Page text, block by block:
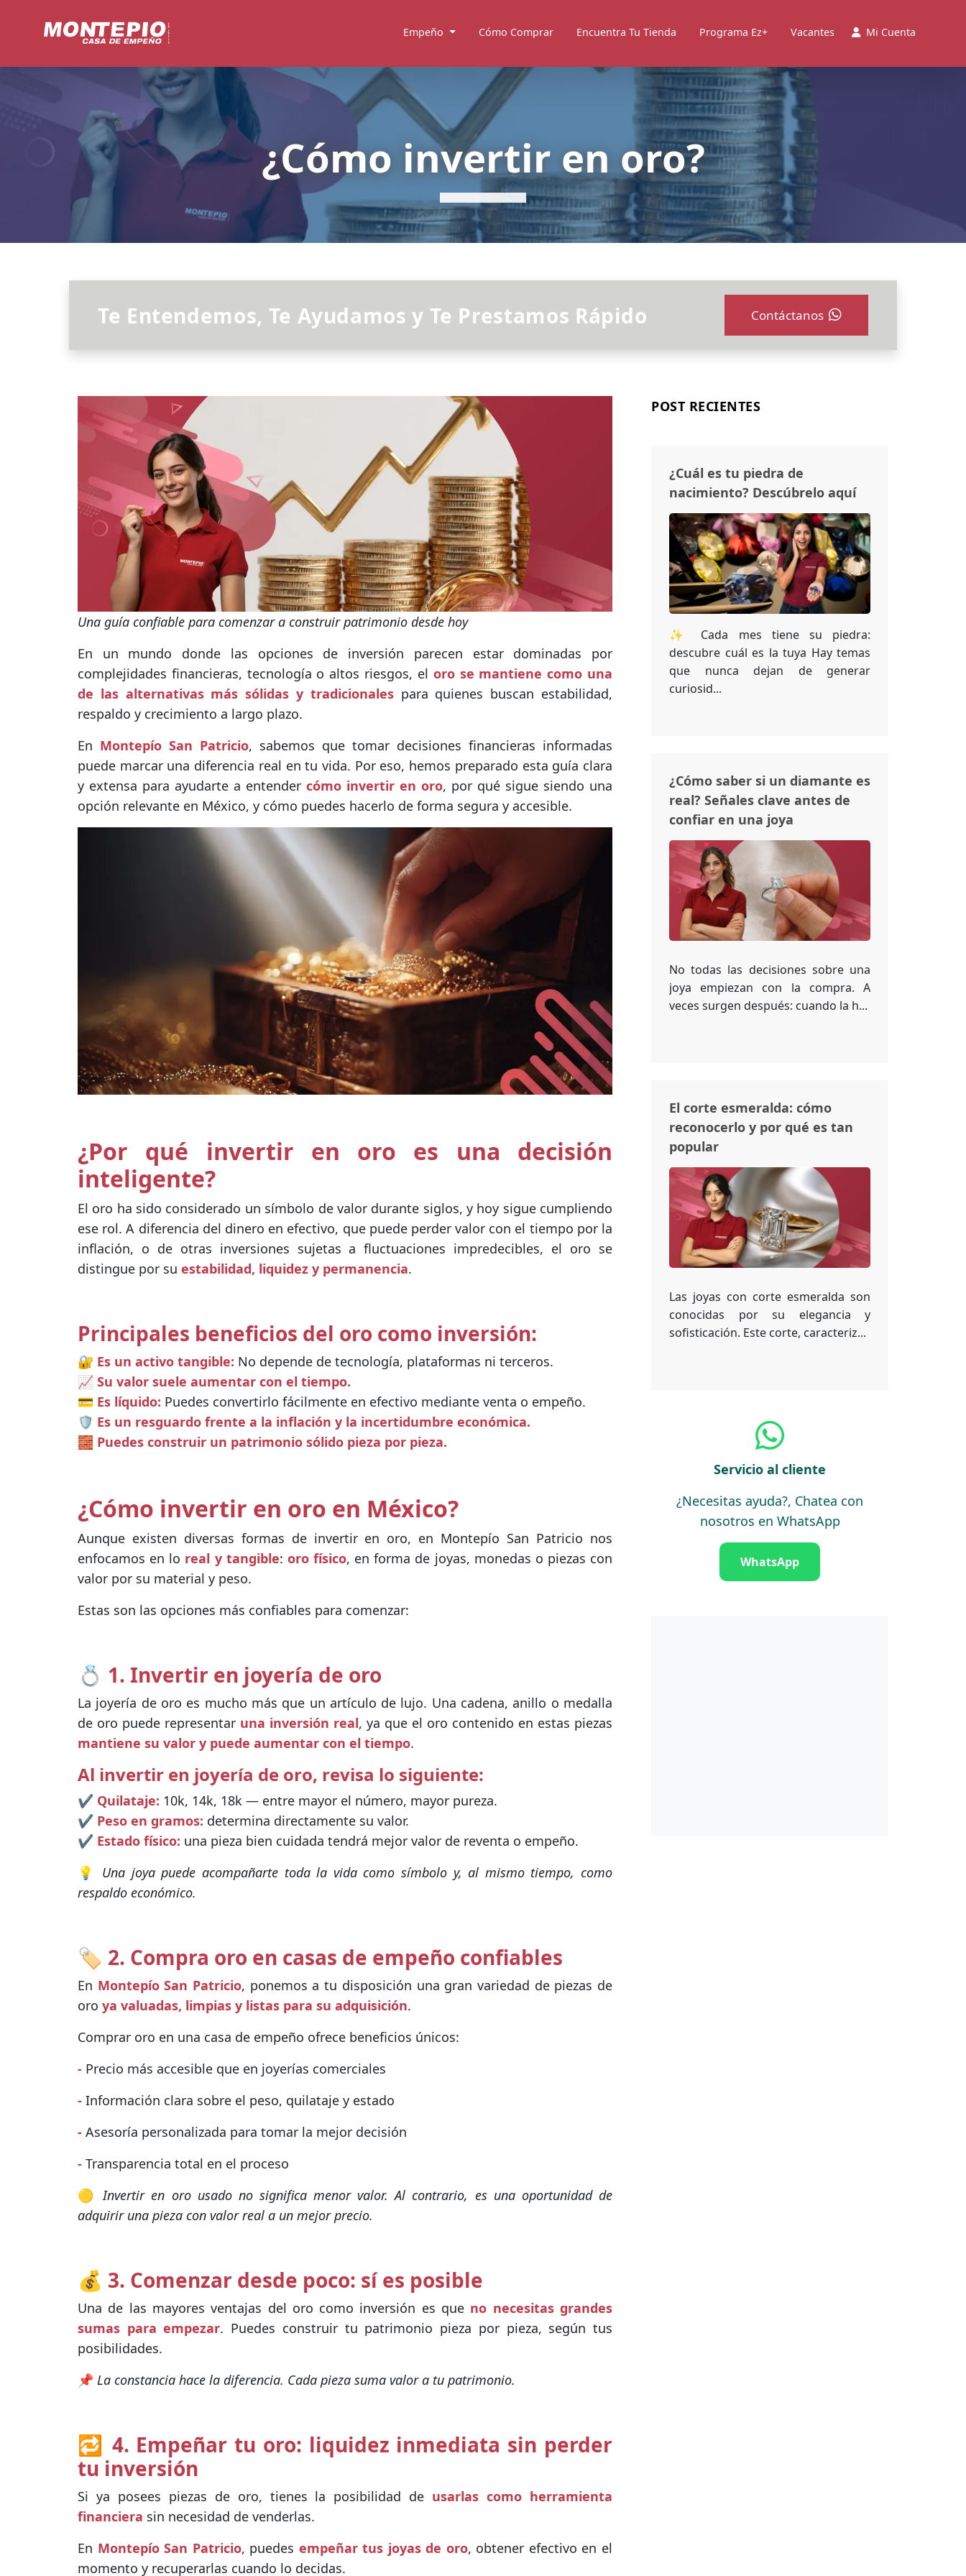
Empeño Cómo Comprar Encuentra Tu Tienda Programa Ez+ Vacantes Mi Cuenta
¿Cómo invertir en oro?
Te Entendemos, Te Ayudamos y Te Prestamos Rápido Contáctanos
Una guía confiable para comenzar a construir patrimonio desde hoy
En un mundo donde las opciones de inversión parecen estar dominadas por
complejidades financieras, tecnología o altos riesgos, el oro se mantiene como una
de las alternativas más sólidas y tradicionalespara quienes buscan estabilidad,
respaldo y crecimiento a largo plazo.
En Montepío San Patricio, sabemos que tomar decisiones financieras informadas
puede marcar una diferencia real en tu vida. Por eso, hemos preparado esta guía clara
y extensa para ayudarte a entender cómo invertir en oro, por qué sigue siendo una
opción relevante en México, y cómo puedes hacerlo de forma segura y accesible.
¿Por qué invertir en oro es una decisión
inteligente?
El oro ha sido considerado un símbolo de valor durante siglos, y hoy sigue cumpliendo
ese rol. A diferencia del dinero en efectivo, que puede perder valor con el tiempo por la
inflación, o de otras inversiones sujetas a fluctuaciones impredecibles, el oro se
distingue por su estabilidad, liquidez y permanencia.
Principales beneficios del oro como inversión:
🔐 Es un activo tangible: No depende de tecnología, plataformas ni terceros.
📈 Su valor suele aumentar con el tiempo.
💳 Es líquido: Puedes convertirlo fácilmente en efectivo mediante venta o empeño.
🛡️ Es un resguardo frente a la inflación y la incertidumbre económica.
🧱 Puedes construir un patrimonio sólido pieza por pieza.
¿Cómo invertir en oro en México?
Aunque existen diversas formas de invertir en oro, en Montepío San Patricio nos
enfocamos en lo real y tangible: oro físico, en forma de joyas, monedas o piezas con
valor por su material y peso.
Estas son las opciones más confiables para comenzar:
💍 1. Invertir en joyería de oro
La joyería de oro es mucho más que un artículo de lujo. Una cadena, anillo o medalla
de oro puede representar una inversión real, ya que el oro contenido en estas piezas
mantiene su valor y puede aumentar con el tiempo.
Al invertir en joyería de oro, revisa lo siguiente:
✔️ Quilataje: 10k, 14k, 18k — entre mayor el número, mayor pureza.
✔️ Peso en gramos: determina directamente su valor.
✔️ Estado físico: una pieza bien cuidada tendrá mejor valor de reventa o empeño.
💡 Una joya puede acompañarte toda la vida como símbolo y, al mismo tiempo, como
respaldo económico.
🏷️ 2. Compra oro en casas de empeño confiables
En Montepío San Patricio, ponemos a tu disposición una gran variedad de piezas de
oro ya valuadas, limpias y listas para su adquisición.
Comprar oro en una casa de empeño ofrece beneficios únicos:
- Precio más accesible que en joyerías comerciales
- Información clara sobre el peso, quilataje y estado
- Asesoría personalizada para tomar la mejor decisión
- Transparencia total en el proceso
🟡Invertir en oro usado no significa menor valor. Al contrario, es una oportunidad de
adquirir una pieza con valor real a un mejor precio.
💰 3. Comenzar desde poco: sí es posible
Una de las mayores ventajas del oro como inversión es que no necesitas grandes
sumas para empezar. Puedes construir tu patrimonio pieza por pieza, según tus
posibilidades.
📌 La constancia hace la diferencia. Cada pieza suma valor a tu patrimonio.
🔁 4. Empeñar tu oro: liquidez inmediata sin perder
tu inversión
Si ya posees piezas de oro, tienes la posibilidad de usarlas como herramienta
financiera sin necesidad de venderlas.
En Montepío San Patricio, puedes empeñar tus joyas de oro, obtener efectivo en el
momento y recuperarlas cuando lo decidas.
POST RECIENTES
¿Cuál es tu piedra de
nacimiento? Descúbrelo aquí
✨ Cada mes tiene su piedra:
descubre cuál es la tuya Hay temas
que nunca dejan de generar
curiosid...
¿Cómo saber si un diamante es
real? Señales clave antes de
confiar en una joya
No todas las decisiones sobre una
joya empiezan con la compra. A
veces surgen después: cuando la h...
El corte esmeralda: cómo
reconocerlo y por qué es tan
popular
Las joyas con corte esmeralda son
conocidas por su elegancia y
sofisticación. Este corte, caracteriz...
Servicio al cliente
¿Necesitas ayuda?, Chatea con
nosotros en WhatsApp
WhatsApp